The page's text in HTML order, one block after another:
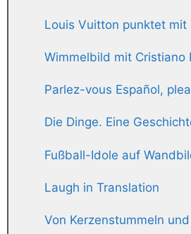
Louis Vuitton punktet mit
Wimmelbild mit Cristiano
Parlez-vous Español,
Die Dinge. Eine
Fußball-Idole auf
Laugh in Translation
Von Kerzenstummeln